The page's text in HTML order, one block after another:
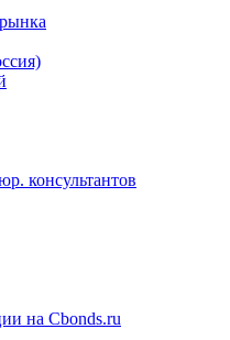
консультантов
на Cbonds.ru